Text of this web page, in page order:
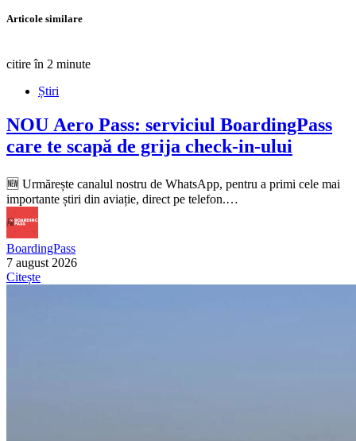
Articole similare
citire în 2 minute
Știri
NOU Aero Pass: serviciul BoardingPass
care te scapă de grija check-in-ului
🆕 Urmărește canalul nostru de WhatsApp, pentru a primi cele mai
importante știri din aviație, direct pe telefon.…
BoardingPass
7 august 2026
Citește